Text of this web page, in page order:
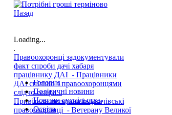
Назад
Loading...
.
Правоохоронці задокументували
факт спроби дачі хабаря
працівнику ДАІ - Працівники
ДАІ спільно з правоохоронцями
слідчо-опера...
Привітали ветерана і мукачівські
правоохоронці - Ветерану Великої
Головна
Політичні новини
Новини суспільства
Освіта